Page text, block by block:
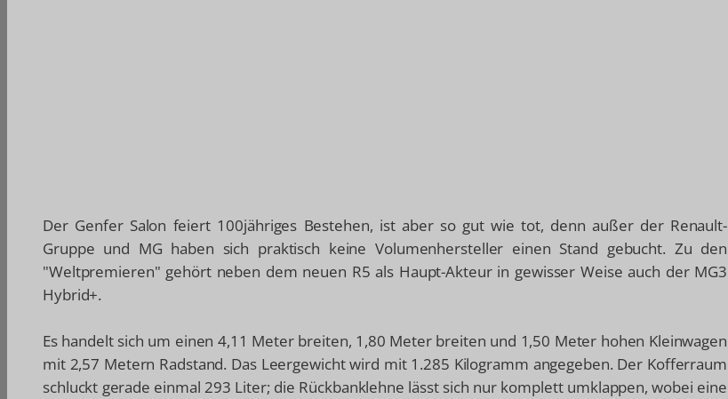
Der Genfer Salon feiert 100jähriges Bestehen, ist aber so gut wie tot, denn außer der Renault-
Gruppe und MG haben sich praktisch keine Volumenhersteller einen Stand gebucht. Zu den
"Weltpremieren" gehört neben dem neuen R5 als Haupt-Akteur in gewisser Weise auch der MG3
Hybrid+.
Es handelt sich um einen 4,11 Meter breiten, 1,80 Meter breiten und 1,50 Meter hohen Kleinwagen
mit 2,57 Metern Radstand. Das Leergewicht wird mit 1.285 Kilogramm angegeben. Der Kofferraum
schluckt gerade einmal 293 Liter; die Rückbanklehne lässt sich nur komplett umklappen, wobei eine